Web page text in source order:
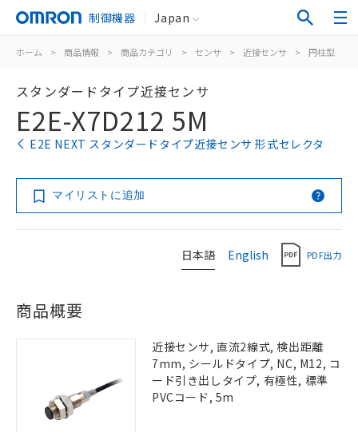
制御機器 Japan
ホーム > 商品情報 > 商品カテゴリ > センサ > 近接センサ > 円柱型
スタンダードタイプ近接センサ
E2E-X7D212 5M
E2E NEXT スタンダードタイプ近接センサ 形式セレクタ
マイリストに追加
日本語 English PDF出力
商品概要
近接センサ, 直流2線式, 検出距離
7mm, シールドタイプ, NC, M12, コ
ード引き出しタイプ, 有極性, 標準
PVCコード, 5m